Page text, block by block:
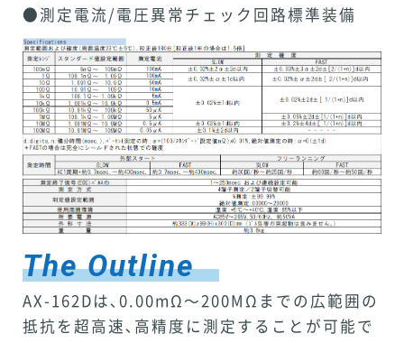
●測定電流/電圧異常チェック回路標準装備
The Outline
AX-162Dは､0.00mΩ～200MΩまでの広範囲の
抵抗を超高速､高精度に測定することが可能で